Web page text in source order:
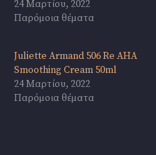
24 Μαρτίου, 2022
Παρόμοια θέματα
Juliette Armand 506 Re AHA
Smoothing Cream 50ml
24 Μαρτίου, 2022
Παρόμοια θέματα